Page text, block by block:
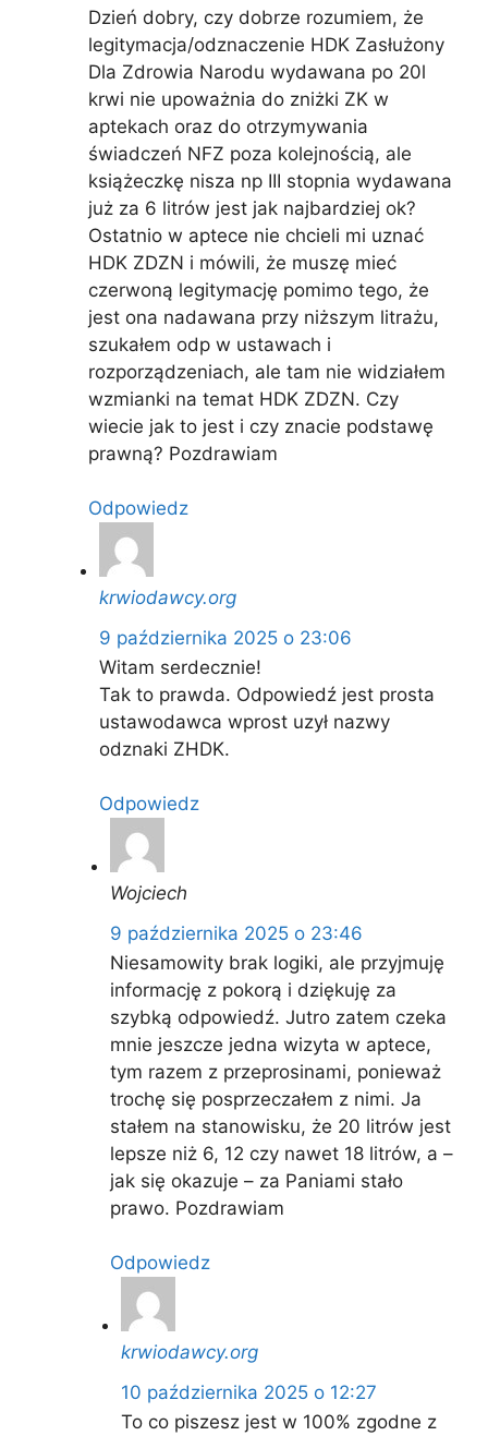
Dzień dobry, czy dobrze rozumiem, że
legitymacja/odznaczenie HDK Zasłużony
Dla Zdrowia Narodu wydawana po 20l
krwi nie upoważnia do zniżki ZK w
aptekach oraz do otrzymywania
świadczeń NFZ poza kolejnością, ale
książeczkę nisza np III stopnia wydawana
już za 6 litrów jest jak najbardziej ok?
Ostatnio w aptece nie chcieli mi uznać
HDK ZDZN i mówili, że muszę mieć
czerwoną legitymację pomimo tego, że
jest ona nadawana przy niższym litrażu,
szukałem odp w ustawach i
rozporządzeniach, ale tam nie widziałem
wzmianki na temat HDK ZDZN. Czy
wiecie jak to jest i czy znacie podstawę
prawną? Pozdrawiam
Odpowiedz
krwiodawcy.org
9 października 2025 o 23:06
Witam serdecznie!
Tak to prawda. Odpowiedź jest prosta
ustawodawca wprost uzył nazwy
odznaki ZHDK.
Odpowiedz
Wojciech
9 października 2025 o 23:46
Niesamowity brak logiki, ale przyjmuję
informację z pokorą i dziękuję za
szybką odpowiedź. Jutro zatem czeka
mnie jeszcze jedna wizyta w aptece,
tym razem z przeprosinami, ponieważ
trochę się posprzeczałem z nimi. Ja
stałem na stanowisku, że 20 litrów jest
lepsze niż 6, 12 czy nawet 18 litrów, a –
jak się okazuje – za Paniami stało
prawo. Pozdrawiam
Odpowiedz
krwiodawcy.org
10 października 2025 o 12:27
To co piszesz jest w 100% zgodne z